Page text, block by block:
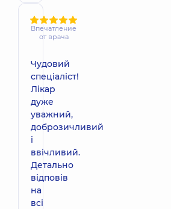
Впечатление
от врача
Чудовий
спеціаліст!
Лікар
дуже
уважний,
доброзичливий
і
ввічливий.
Детально
відповів
на
всі